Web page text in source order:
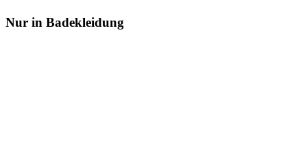
Nur in Badekleidung